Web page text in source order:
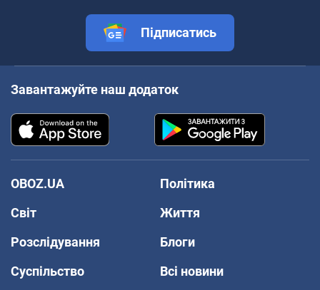
Підписатись
Завантажуйте наш додаток
OBOZ.UA
Політика
Світ
Життя
Розслідування
Блоги
Суспільство
Всі новини